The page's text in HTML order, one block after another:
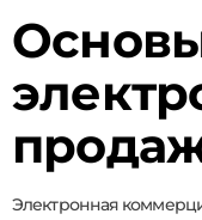
Электронная